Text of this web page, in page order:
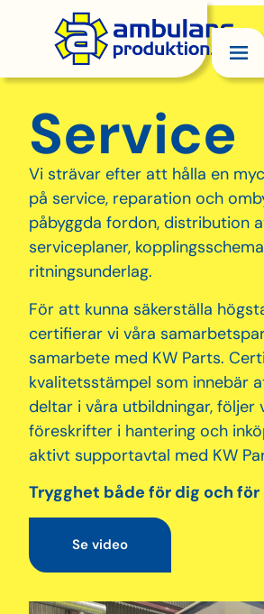
Service
Vi strävar efter att hålla en
på service, reparation och
påbyggda fordon, distribution
serviceplaner,
ritningsunderlag.
För att kunna säkerställa
certifierar vi våra
samarbete med KW Parts.
kvalitetsstämpel som innebär
deltar i våra utbildningar, följer
föreskrifter i hantering och
aktivt supportavtal med KW
Trygghet både för dig och för
Se video